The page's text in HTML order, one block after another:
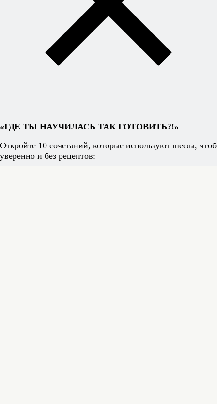
«ГДЕ ТЫ НАУЧИЛАСЬ ТАК ГОТОВИТЬ?!»
Откройте 10 сочетаний, которые используют шефы,
уверенно и без рецептов: